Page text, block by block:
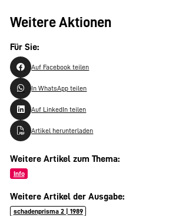
Weitere Aktionen
Für Sie:
Auf Facebook teilen
In WhatsApp teilen
Auf LinkedIn teilen
Artikel herunterladen
Weitere Artikel zum Thema:
Info
Weitere Artikel der Ausgabe:
schadenprisma 2 | 1989